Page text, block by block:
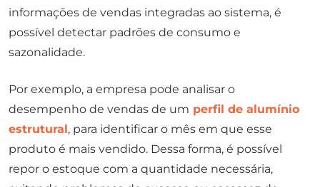
informações de vendas integradas ao sistema, é
possível detectar padrões de consumo e
sazonalidade.
Por exemplo, a empresa pode analisar o
desempenho de vendas de um perfil de alumínio
estrutural, para identificar o mês em que esse
produto é mais vendido. Dessa forma, é possível
repor o estoque com a quantidade necessária,